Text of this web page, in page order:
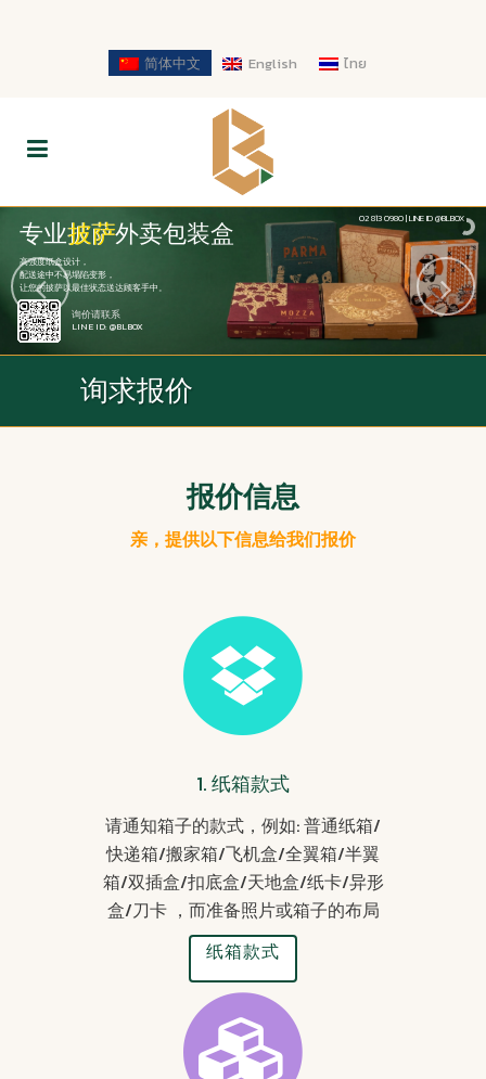
简体中文 English ไทย
.
专业披萨外卖包装盒
披萨
高强度纸盒设计，
配送途中不易塌陷变形，
让您的披萨以最佳状态送达顾客手中。
02 813 0980 | LINE ID @BLBOX
询价请联系
LINE ID: @BLBOX
询求报价
报价信息
亲，提供以下信息给我们报价
1. 纸箱款式
请通知箱子的款式，例如: 普通纸箱/
快递箱/搬家箱/飞机盒/全翼箱/半翼
箱/双插盒/扣底盒/天地盒/纸卡/异形
盒/刀卡 ，而准备照片或箱子的布局
纸箱款式